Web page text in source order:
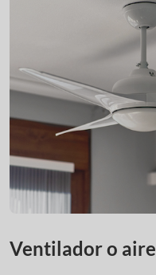
Ventilador o aire